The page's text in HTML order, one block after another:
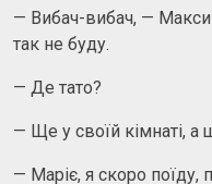
— Вибач-вибач, —
так не буду.
— Де тато?
— Ще у своїй кімнаті, а
— Маріє, я скоро поїду,